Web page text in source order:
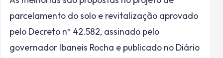
parcelamento do solo e revitalização aprovado
pelo Decreto nº 42.582, assinado pelo
governador Ibaneis Rocha e publicado no Diário